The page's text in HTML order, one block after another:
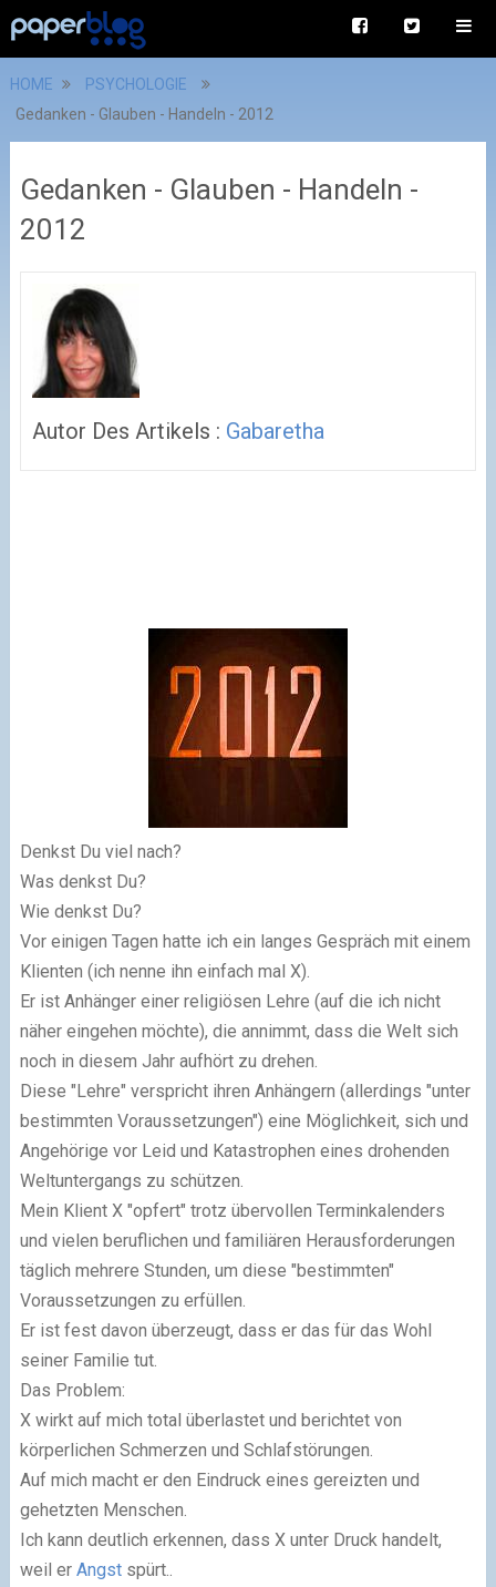
HOME
PSYCHOLOGIE
Gedanken - Glauben - Handeln - 2012
Gedanken - Glauben - Handeln -
2012
Autor Des Artikels : Gabaretha
Denkst Du viel nach?
Was denkst Du?
Wie denkst Du?
Vor einigen Tagen hatte ich ein langes Gespräch mit einem
Klienten (ich nenne ihn einfach mal X).
Er ist Anhänger einer religiösen Lehre (auf die ich nicht
näher eingehen möchte), die annimmt, dass die Welt sich
noch in diesem Jahr aufhört zu drehen.
Diese "Lehre" verspricht ihren Anhängern (allerdings "unter
bestimmten Voraussetzungen") eine Möglichkeit, sich und
Angehörige vor Leid und Katastrophen eines drohenden
Weltuntergangs zu schützen.
Mein Klient X "opfert" trotz übervollen Terminkalenders
und vielen beruflichen und familiären Herausforderungen
täglich mehrere Stunden, um diese "bestimmten"
Voraussetzungen zu erfüllen.
Er ist fest davon überzeugt, dass er das für das Wohl
seiner Familie tut.
Das Problem:
X wirkt auf mich total überlastet und berichtet von
körperlichen Schmerzen und Schlafstörungen.
Auf mich macht er den Eindruck eines gereizten und
gehetzten Menschen.
Ich kann deutlich erkennen, dass X unter Druck handelt,
weil er Angstspürt..